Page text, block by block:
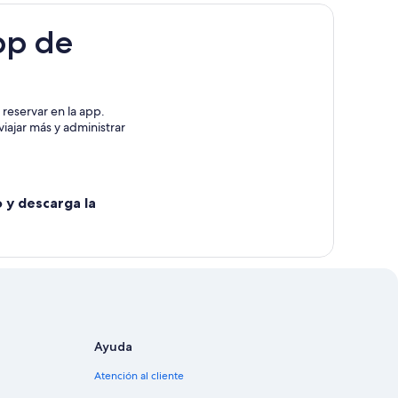
de
en la app.
más y administrar
y descarga la
Ayuda
Atención al cliente